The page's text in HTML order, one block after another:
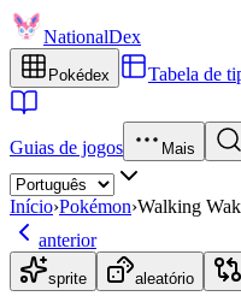
NationalDex
Pokédex Tabela de
Guias de jogos Mais
Início›Pokémon›Walking
anterior
sprite aleatório